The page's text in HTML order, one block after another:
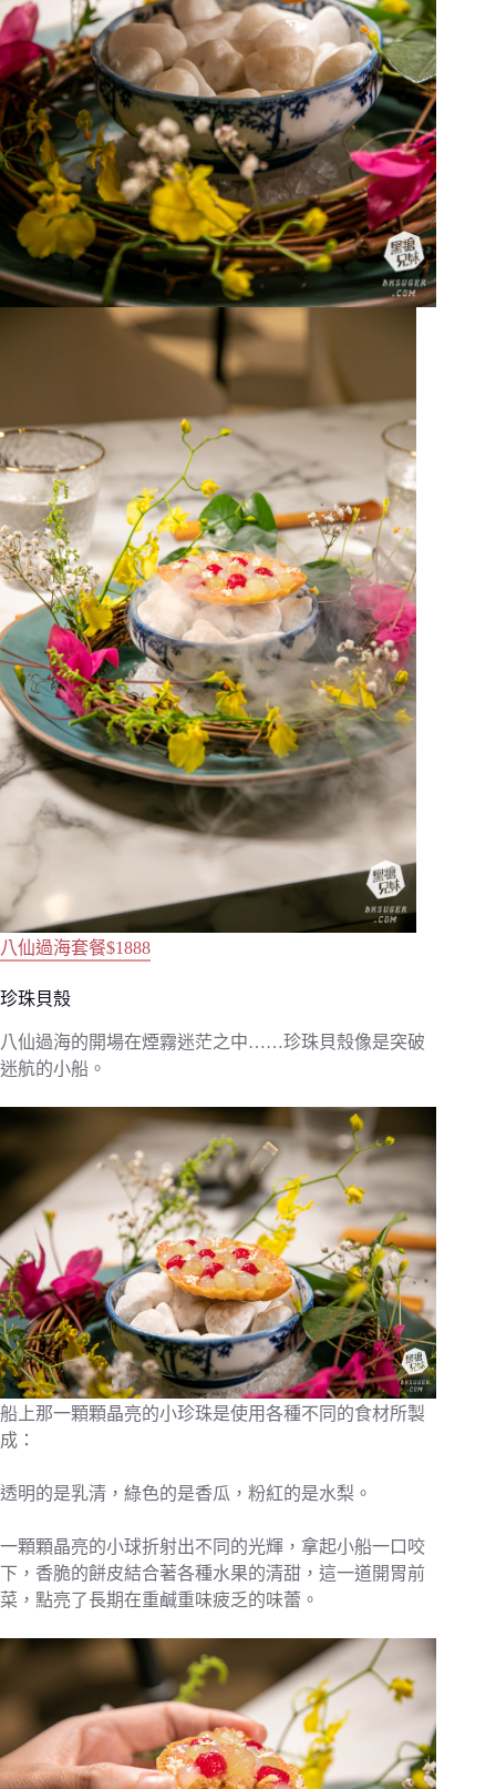
八仙過海套餐$1888
珍珠貝殼
八仙過海的開場在煙霧迷茫之中……珍珠貝殼像是突破
迷航的小船。
船上那一顆顆晶亮的小珍珠是使用各種不同的食材所製
成：
透明的是乳清，綠色的是香瓜，粉紅的是水梨。
一顆顆晶亮的小球折射出不同的光輝，拿起小船一口咬
下，香脆的餅皮結合著各種水果的清甜，這一道開胃前
菜，點亮了長期在重鹹重味疲乏的味蕾。